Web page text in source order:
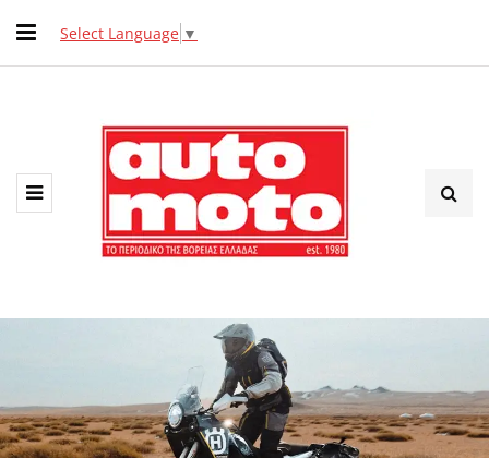
Select Language ▼